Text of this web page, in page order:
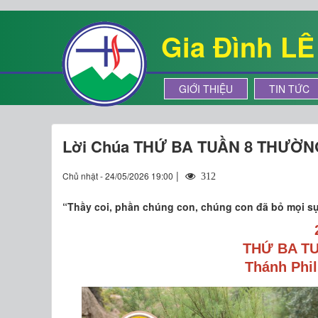
Gia Đình LÊ
GIỚI THIỆU TIN TỨC
Lời Chúa THỨ BA TUẦN 8
Chủ nhật - 24/05/2026 19:00 | 312
“Thầy coi, phần chúng con, chúng con đã bỏ mọi
THỨ BA
Thánh